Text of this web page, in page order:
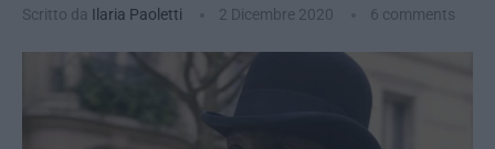
Scritto da Ilaria Paoletti 2 Dicembre 2020 6 comments